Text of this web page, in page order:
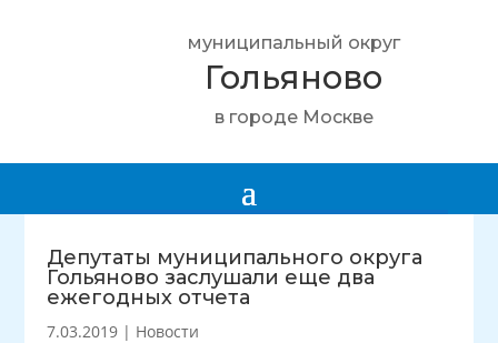
муниципальный округ
Гольяново
в городе Москве
Депутаты муниципального округа
Гольяново заслушали еще два
ежегодных отчета
7.03.2019 | Новости